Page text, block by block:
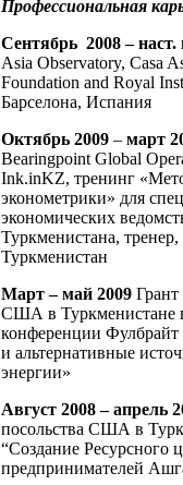
Профессиональная
Сентябрь 2008 –наст.
Asia Observatory, Casa
Foundation and Royal
Барселона, Испания
Октябрь 2009 – март
Bearingpoint Global
Ink.inKZ, тренинг
эконометрики» для
экономических
Туркменистана,
Туркменистан
Март – май 2009 Грант
США в Туркменистане
конференции Фулбрайт
и альтернативные
энергии»
Август 2008 – апрель
посольства США в
“Создание Ресурсного
предпринимателей